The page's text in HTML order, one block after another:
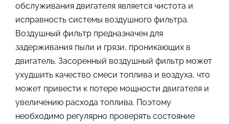
обслуживания двигателя является чистота и
исправность системы воздушного фильтра.
Воздушный фильтр предназначен для
задерживания пыли и грязи, проникающих в
двигатель. Засоренный воздушный фильтр может
ухудшить качество смеси топлива и воздуха, что
может привести к потере мощности двигателя и
увеличению расхода топлива. Поэтому
необходимо регулярно проверять состояние